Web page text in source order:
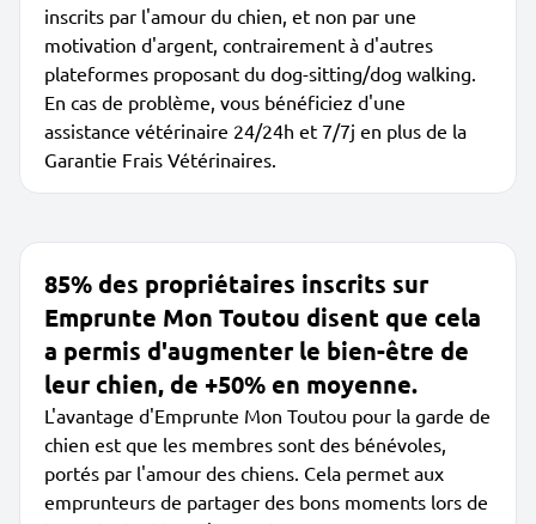
inscrits par l'amour du chien, et non par une
motivation d'argent, contrairement à d'autres
plateformes proposant du dog-sitting/dog walking.
En cas de problème, vous bénéficiez d'une
assistance vétérinaire 24/24h et 7/7j en plus de la
Garantie Frais Vétérinaires.
85% des propriétaires inscrits sur
Emprunte Mon Toutou disent que cela
a permis d'augmenter le bien-être de
leur chien, de +50% en moyenne.
L'avantage d'Emprunte Mon Toutou pour la garde de
chien est que les membres sont des bénévoles,
portés par l'amour des chiens. Cela permet aux
emprunteurs de partager des bons moments lors de